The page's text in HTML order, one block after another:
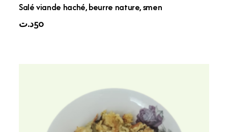
Salé viande haché, beurre nature, smen
50د.ت